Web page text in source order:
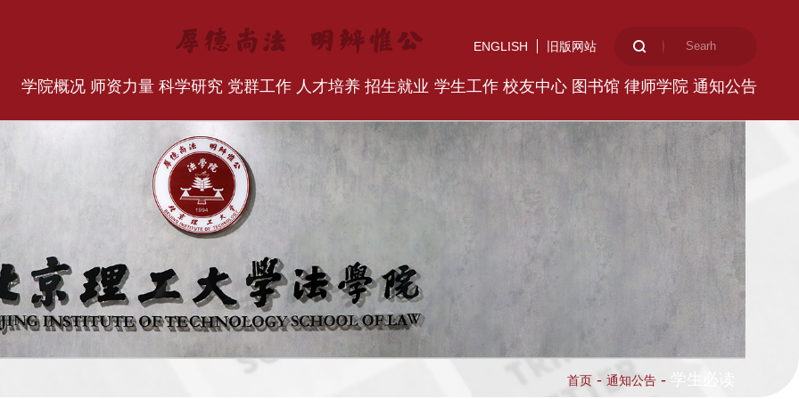
ENGLISH 旧版网站
学院概况 师资力量 科学研究 党群工作 人才培养 招生就业 学生工作 校友中心 图书馆 律师学院 通知公告
首页 - 通知公告 -